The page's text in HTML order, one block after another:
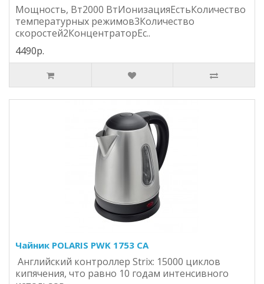
Мощность, Вт2000 ВтИонизацияЕстьКоличество
температурных режимов3Количество
скоростей2КонцентраторЕс..
4490р.
Чайник POLARIS PWK 1753 CA
Английский контроллер Strix: 15000 циклов
кипячения, что равно 10 годам интенсивного